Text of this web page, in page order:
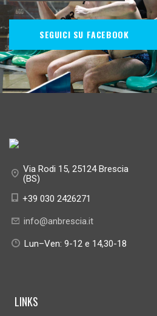
SEGUICI SU FACEBOOK
Via Rodi 15, 25124 Brescia
(BS)
+39 030 2426271
info@anbrescia.it
Lun–Ven: 9-12 e 14,30-18
LINKS